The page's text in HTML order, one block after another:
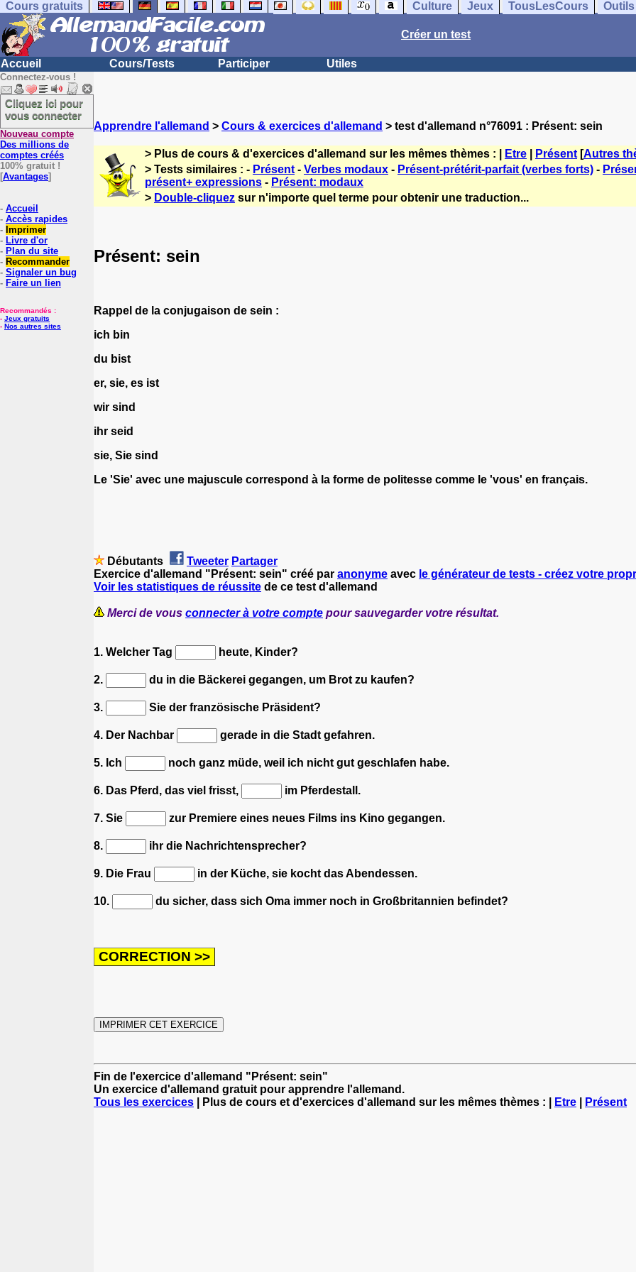
Cours gratuits Culture Jeux TousLesCours Outils
Créer un test
Accueil Cours/Tests Participer Utiles
Connectez-vous !
Cliquez ici pour
vous connecter
Nouveau compte
Des millions de
comptes créés
100% gratuit !
[Avantages]
- Accueil
- Accès rapides
- Imprimer
- Livre d'or
- Plan du site
- Recommander
- Signaler un bug
- Faire un lien
Recommandés :
- Jeux gratuits
- Nos autres sites
Apprendre l'allemand > Cours & exercices d'allemand > test d'allemand n°76091 : Présent: sein
> Plus de cours & d'exercices d'allemand sur les mêmes thèmes : | Etre Présent [Autres
> Tests similaires : - Présent - Verbes modaux - Présent-prétérit-parfait (verbes forts) -
présent+ expressions - Présent: modaux
> Double-cliquez sur n'importe quel terme pour obtenir une traduction...
Présent: sein
Rappel de la conjugaison de sein :
ich bin
du bist
er, sie, es ist
wir sind
ihr seid
sie, Sie sind
Le 'Sie' avec une majuscule correspond à la forme de politesse comme le 'vous' en français.
Débutants Tweeter Partager
Exercice d'allemand "Présent: sein" créé par anonyme avec le générateur de tests - créez votre
Voir les statistiques de réussite de ce test d'allemand
Merci de vous connecter à votre compte pour sauvegarder votre résultat.
1. Welcher Tag heute, Kinder?
2. du in die Bäckerei gegangen, um Brot zu kaufen?
3. Sie der französische Präsident?
4. Der Nachbar gerade in die Stadt gefahren.
5. Ich noch ganz müde, weil ich nicht gut geschlafen habe.
6. Das Pferd, das viel frisst, im Pferdestall.
7. Sie zur Premiere eines neues Films ins Kino gegangen.
8. ihr die Nachrichtensprecher?
9. Die Frau in der Küche, sie kocht das Abendessen.
10. du sicher, dass sich Oma immer noch in Großbritannien befindet?
Fin de l'exercice d'allemand "Présent: sein"
Un exercice d'allemand gratuit pour apprendre l'allemand.
Tous les exercices | Plus de cours et d'exercices d'allemand sur les mêmes thèmes : | Etre Présent